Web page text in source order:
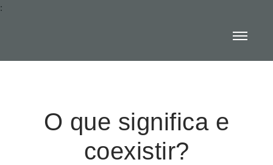
:
O que significa e
coexistir?